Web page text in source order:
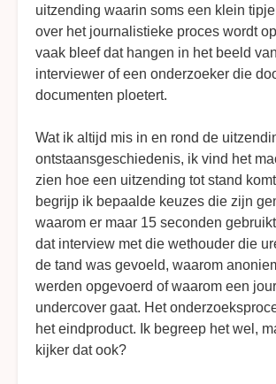
uitzending waarin soms een klein
over het journalistieke proces wordt
vaak bleef dat hangen in het beeld
interviewer of een onderzoeker die
documenten ploetert.
Wat ik altijd mis in en rond de
ontstaansgeschiedenis, ik vind het
zien hoe een uitzending tot stand
begrijp ik bepaalde keuzes die zijn
waarom er maar 15 seconden
dat interview met die wethouder die
de tand was gevoeld, waarom
werden opgevoerd of waarom een
undercover gaat. Het
het eindproduct. Ik begreep het wel,
kijker dat ook?